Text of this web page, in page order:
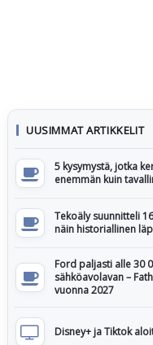
UUSIMMAT ARTIKKELIT
5 kysymystä, jotka
enemmän kuin
Tekoäly suunnitteli
näin historiallinen
Ford paljasti alle 30
sähköavolavan –
vuonna 2027
Disney+ ja Tiktok